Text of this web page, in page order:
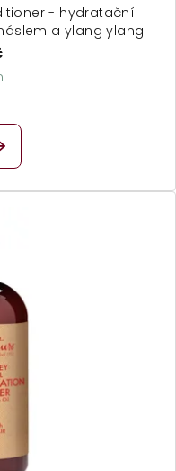
- hydratační
a ylang ylang